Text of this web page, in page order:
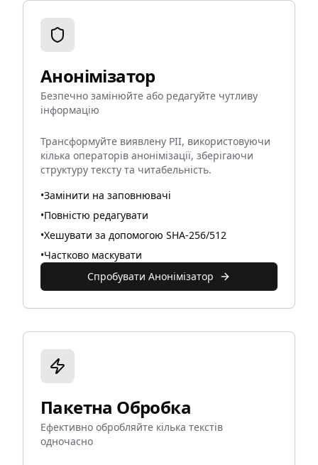
Анонімізатор
Безпечно замінюйте або редагуйте чутливу
інформацію
Трансформуйте виявлену PII, використовуючи
кілька операторів анонімізації, зберігаючи
структуру тексту та читабельність.
•Замінити на заповнювачі
•Повністю редагувати
•Хешувати за допомогою SHA-256/512
•Частково маскувати
Спробувати Анонімізатор
Пакетна Обробка
Ефективно обробляйте кілька текстів
одночасно